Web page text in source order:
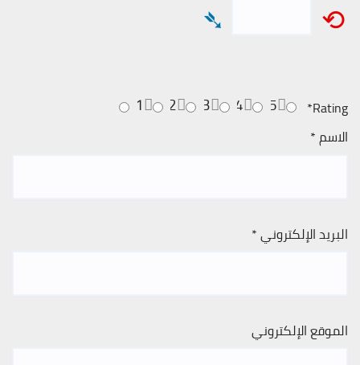
⟲
➴
Rating
*
5
4
3
2
1
الاسم*
البريد الإلكتروني*
الموقع الإلكتروني